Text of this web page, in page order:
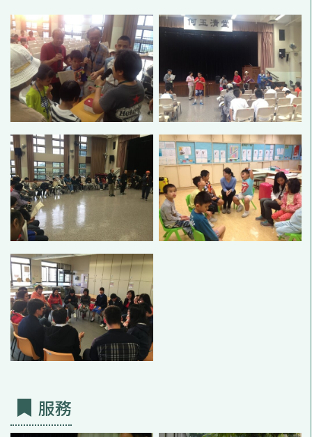
服務